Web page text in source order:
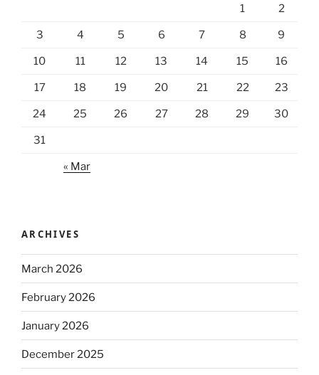
1 2
3 4 5 6 7 8 9
10 11 12 13 14 15 16
17 18 19 20 21 22 23
24 25 26 27 28 29 30
31
« Mar
ARCHIVES
March 2026
February 2026
January 2026
December 2025